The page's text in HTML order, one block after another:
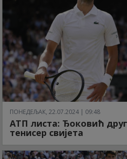
ПОНЕДЕЉАК, 22.07.2024 | 09:48
АТП листа: Ђоковић
тенисер свијета